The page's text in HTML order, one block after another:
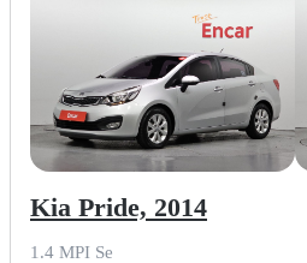
Kia Pride, 2014
1.4 MPI Se